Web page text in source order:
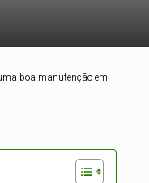
boa manutenção em